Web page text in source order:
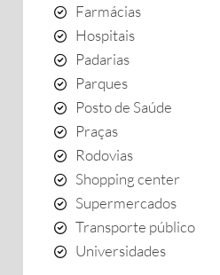
Farmácias
Hospitais
Padarias
Parques
Posto de Saúde
Praças
Rodovias
Shopping center
Supermercados
Transporte público
Universidades